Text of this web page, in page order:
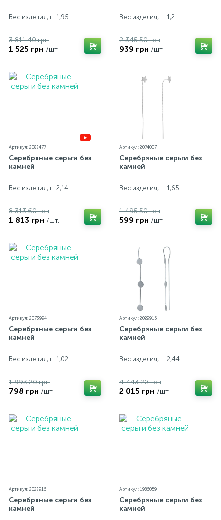
Вес изделия, г.: 1,95
3 811.40 грн
1 525 грн /шт.
Вес изделия, г.: 1,2
2 345.50 грн
939 грн /шт.
Артикул: 2082477
Серебряные серьги без
камней
Вес изделия, г.: 2,14
8 313.60 грн
1 813 грн /шт.
Артикул: 2074007
Серебряные серьги без
камней
Вес изделия, г.: 1,65
1 495.50 грн
599 грн /шт.
Артикул: 2073994
Серебряные серьги без
камней
Вес изделия, г.: 1,02
1 993.20 грн
798 грн /шт.
Артикул: 2029915
Серебряные серьги без
камней
Вес изделия, г.: 2,44
4 443.20 грн
2 015 грн /шт.
Артикул: 2022916
Серебряные серьги без
камней
Артикул: 1986059
Серебряные серьги без
камней